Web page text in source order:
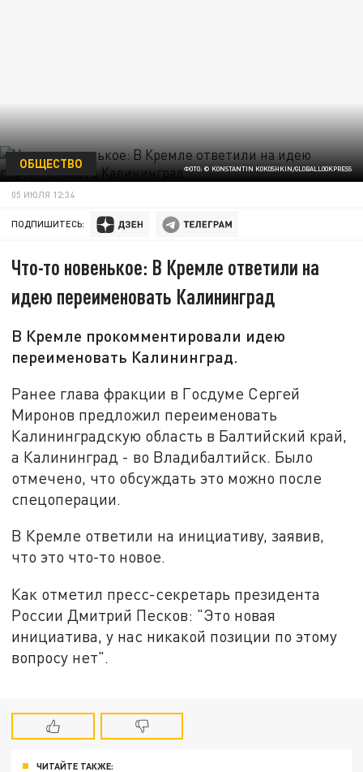
ФОТО: © KONSTANTIN KOKOSHKIN/GLOBALLOOKPRESS
ОБЩЕСТВО
05 ИЮЛЯ 12:34
ПОДПИШИТЕСЬ:
Что-то новенькое: В Кремле ответили на
идею переименовать Калининград
В Кремле прокомментировали идею
переименовать Калининград.
Ранее глава фракции в Госдуме Сергей
Миронов предложил переименовать
Калининградскую область в Балтийский край,
а Калининград - во Владибалтийск. Было
отмечено, что обсуждать это можно после
спецоперации.
В Кремле ответили на инициативу, заявив,
что это что-то новое.
Как отметил пресс-секретарь президента
России Дмитрий Песков: "Это новая
инициатива, у нас никакой позиции по этому
вопросу нет".
ЧИТАЙТЕ ТАКЖЕ: